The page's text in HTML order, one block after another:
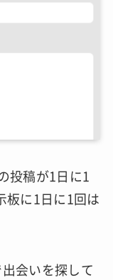
投稿が1日に1
板に1日に1回は
会いを探して